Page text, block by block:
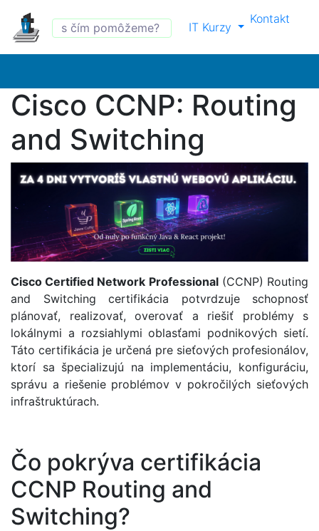
IT Kurzy
Kontakt
Cisco CCNP: Routing
and Switching
Cisco Certified Network Professional(CCNP) Routing
and Switching certifikácia potvrdzuje schopnosť
plánovať, realizovať, overovať a riešiť problémy s
lokálnymi a rozsiahlymi oblasťami podnikových sietí.
Táto certifikácia je určená pre sieťových profesionálov,
ktorí sa špecializujú na implementáciu, konfiguráciu,
správu a riešenie problémov v pokročilých sieťových
infraštruktúrach.
Čo pokrýva certifikácia
CCNP Routing and
Switching?